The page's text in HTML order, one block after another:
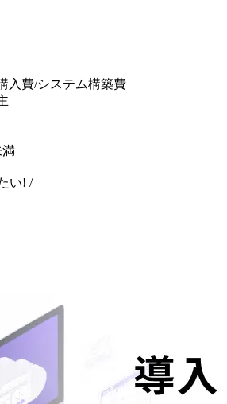
入費/システム構築費
満
い! /